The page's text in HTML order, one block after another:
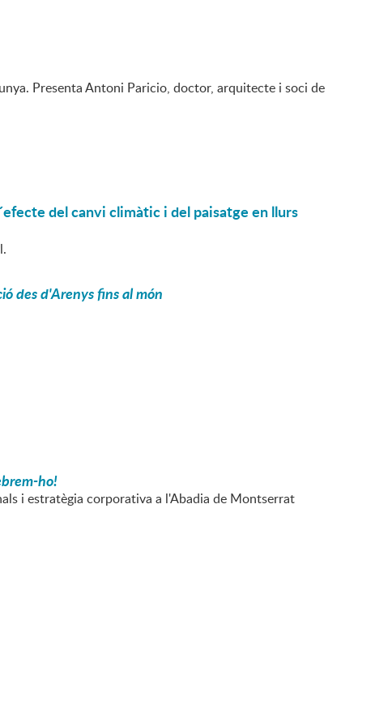
Presenta Antoni Paricio, doctor, arquitecte i soci de
del canvi climàtic i del paisatge en llurs
des d'Arenys fins al món
ho!
i estratègia corporativa a l'Abadia de Montserrat